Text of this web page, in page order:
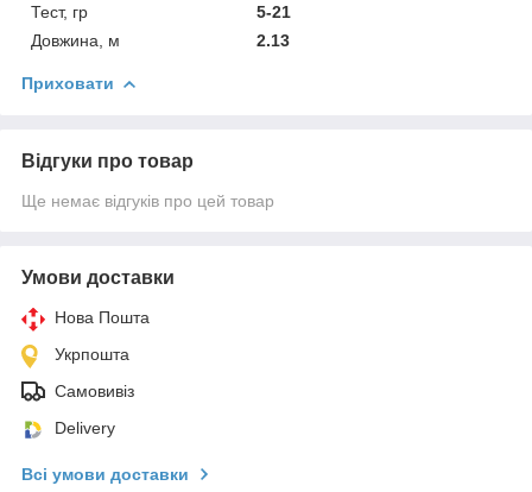
Тест, гр
5-21
Довжина, м
2.13
Приховати
Відгуки про товар
Ще немає відгуків про цей товар
Умови доставки
Нова Пошта
Укрпошта
Самовивіз
Delivery
Всі умови доставки